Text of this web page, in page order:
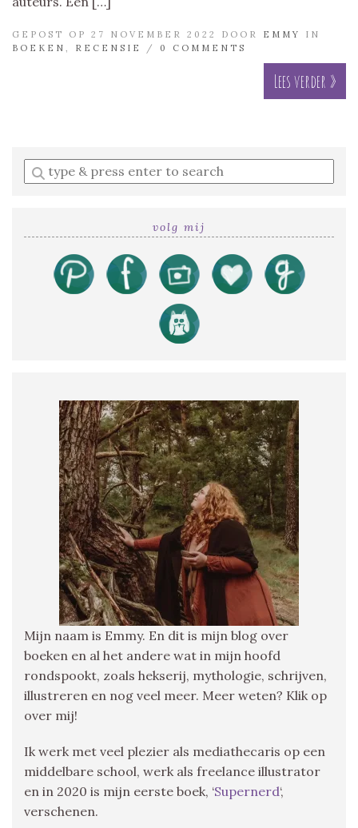
GEPOST OP 27 NOVEMBER 2022 DOOR EMMY
IN
BOEKEN
RECENSIE / 0 COMMENTS
Lees verder »
Enter
a
volg mij
Mijn naam is Emmy. En dit is mijn blog over
boeken en al het andere wat in mijn hoofd
rondspookt, zoals hekserij, mythologie, schrijven,
illustreren en nog veel meer. Meer weten? Klik op
over mij!
Ik werk met veel plezier als mediathecaris op een
middelbare school, werk als freelance illustrator
en in 2020 is mijn eerste boek, ‘Supernerd‘,
verschenen.